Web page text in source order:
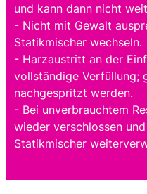
und kann dann nicht
- Nicht mit Gewalt
Statikmischer wechseln.
- Harzaustritt an der
vollständige Verfüllung;
nachgespritzt werden.
- Bei unverbrauchtem
wieder verschlossen
Statikmischer